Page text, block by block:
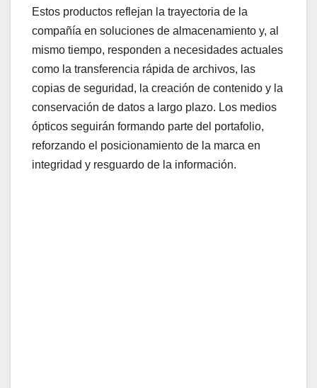
Estos productos reflejan la trayectoria de la
compañía en soluciones de almacenamiento y, al
mismo tiempo, responden a necesidades actuales
como la transferencia rápida de archivos, las
copias de seguridad, la creación de contenido y la
conservación de datos a largo plazo. Los medios
ópticos seguirán formando parte del portafolio,
reforzando el posicionamiento de la marca en
integridad y resguardo de la información.